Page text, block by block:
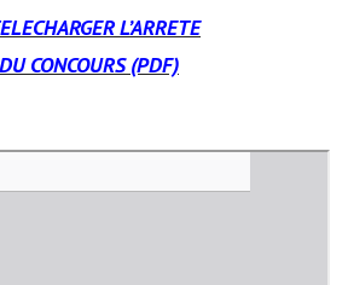
L’ARRETE
CONCOURS (PDF)